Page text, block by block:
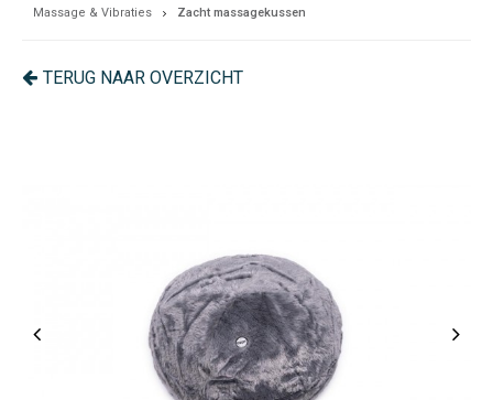
Massage & Vibraties
Zacht massagekussen
TERUG NAAR OVERZICHT